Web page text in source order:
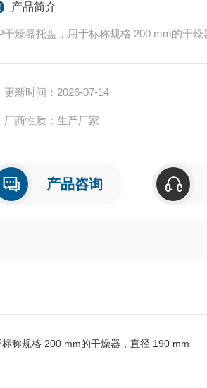
产品简介
干燥器托盘，用于标称规格 200 mm的干燥
更新时间：2026-07-14
厂商性质：生产厂家
产品咨询
称规格 200 mm的干燥器，直径 190 mm